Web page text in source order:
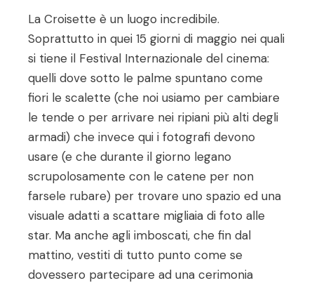
La Croisette è un luogo incredibile.
Soprattutto in quei 15 giorni di maggio nei quali
si tiene il Festival Internazionale del cinema:
quelli dove sotto le palme spuntano come
fiori le scalette (che noi usiamo per cambiare
le tende o per arrivare nei ripiani più alti degli
armadi) che invece qui i fotografi devono
usare (e che durante il giorno legano
scrupolosamente con le catene per non
farsele rubare) per trovare uno spazio ed una
visuale adatti a scattare migliaia di foto alle
star. Ma anche agli imboscati, che fin dal
mattino, vestiti di tutto punto come se
dovessero partecipare ad una cerimonia